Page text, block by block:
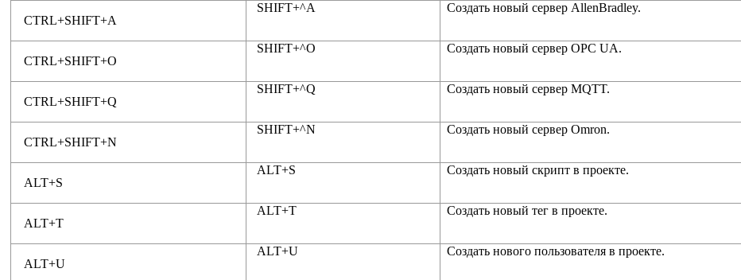
CTRL+SHIFT+A
SHIFT+^A Создать новый сервер AllenBradley.
CTRL+SHIFT+O
SHIFT+^O Создать новый сервер OPC UA.
CTRL+SHIFT+Q
SHIFT+^Q Создать новый сервер MQTT.
CTRL+SHIFT+N
SHIFT+^N Создать новый сервер Omron.
ALT+S
ALT+S Создать новый скрипт в проекте.
ALT+T
ALT+T Создать новый тег в проекте.
ALT+U
ALT+U Создать нового пользователя в проекте.